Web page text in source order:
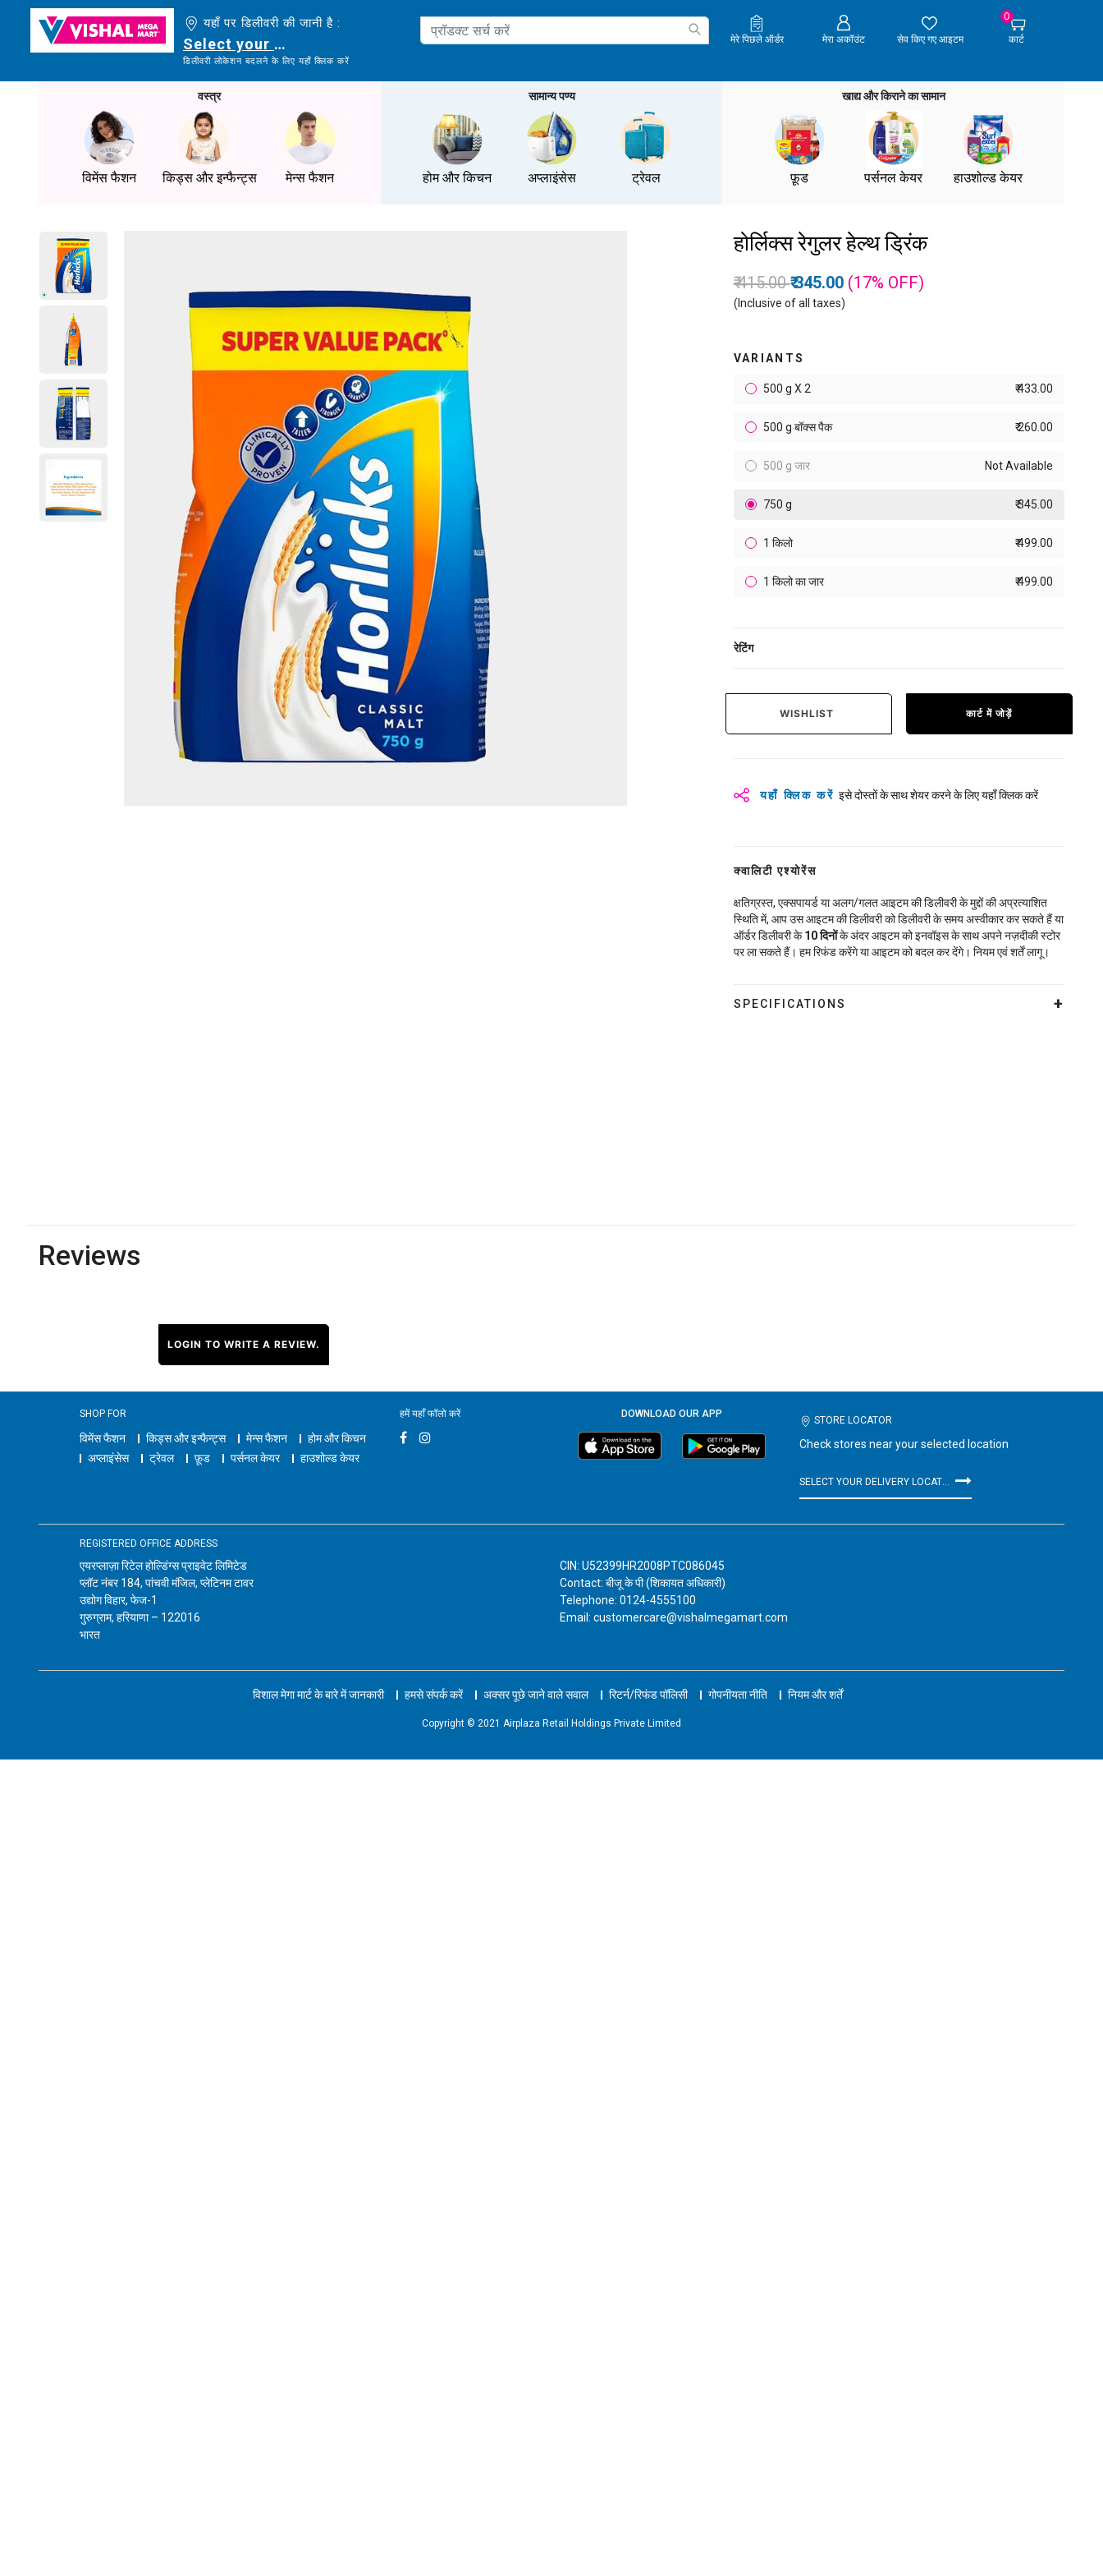
यहाँ पर डिलीवरी की जानी है :
Select your delivery location
डिलीवरी लोकेशन बदलने के लिए यहाँ क्लिक करें
मेरे पिछले ऑर्डर मेरा अकॉउंट सेव किए गए आइटम
0
कार्ट
वस्त्र
विमेंस फैशन किड्स और इन्फैन्ट्स मेन्स फैशन
सामान्य पण्य
होम और किचन अप्लाइंसेस ट्रेवल
खाद्य और किराने का सामान
फ़ूड पर्सनल केयर हाउशोल्ड केयर
होर्लिक्स रेगुलर हेल्थ ड्रिंक
Price reduced from
₹ 415.00to
₹ 345.00 (17% OFF)
(Inclusive of all taxes)
VARIANTS
500 g X 2 ₹ 433.00
500 g बॉक्स पैक ₹ 260.00
500 g जार Not Available
750 g ₹ 345.00
1 किलो ₹ 499.00
1 किलो का जार ₹ 499.00
रेटिंग
WISHLIST कार्ट में जोड़ें
यहाँ क्लिक करें इसे दोस्तों के साथ शेयर करने के लिए यहाँ क्लिक करें
क्वालिटी एश्योरेंस
क्षतिग्रस्त, एक्सपायर्ड या अलग/गलत आइटम की डिलीवरी के मुद्दों की अप्रत्याशित
स्थिति में, आप उस आइटम की डिलीवरी को डिलीवरी के समय अस्वीकार कर सकते हैं या
ऑर्डर डिलीवरी के 10दिनोंके अंदर आइटम को इनवॉइस के साथ अपने नज़दीकी स्टोर
पर ला सकते हैं। हम रिफंड करेंगे या आइटम को बदल कर देंगे। नियम एवं शर्तें लागू।
SPECIFICATIONS
Reviews
LOGIN TO WRITE A REVIEW.
SHOP FOR
विमेंस फैशन किड्स और इन्फैन्ट्स मेन्स फैशन
होम और किचन
अप्लाइंसेस
ट्रेवल फ़ूड पर्सनल केयर हाउशोल्ड केयर
हमें यहाँ फॉलो करें DOWNLOAD OUR APP
STORE LOCATOR
Check stores near your selected location
REGISTERED OFFICE ADDRESS
एयरप्लाज़ा रिटेल होल्डिंग्स प्राइवेट लिमिटेड
प्लॉट नंबर 184, पांचवी मंजिल, प्लेटिनम टावर
उद्योग विहार, फेज-1
गुरुग्राम, हरियाणा – 122016
भारत
CIN: U52399HR2008PTC086045
Contact: बीजू के पी (शिकायत अधिकारी)
Telephone: 0124-4555100
Email: customercare@vishalmegamart.com
विशाल मेगा मार्ट के बारे में जानकारी हमसे संपर्क करें अक्सर पूछे जाने वाले सवाल रिटर्न/रिफंड पॉलिसी गोपनीयता नीति नियम और शर्तें
Copyright © 2021 Airplaza Retail Holdings Private Limited